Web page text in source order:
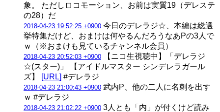
象。 ただしロコモーション、お前は実質19（デレステ
の28）だ
2018-04-23 19:52:25 +0900 今日のデレラジ☆、本編は総選
挙特集だけど、おまけは何やるんだろうなあPの3人で
ｗ（※おまけも見ているチャンネル会員）
2018-04-23 20:52:03 +0900 【ニコ生視聴中】「デレラジ
☆(スター)」 【アイドルマスター シンデレラガール
ズ】
[URL] #デレラジ
2018-04-23 21:00:43 +0900 武内P、他の二人に名刺を出す
ｗ #デレラジ
2018-04-23 21:02:22 +0900 3人とも「内」が付くけど読み